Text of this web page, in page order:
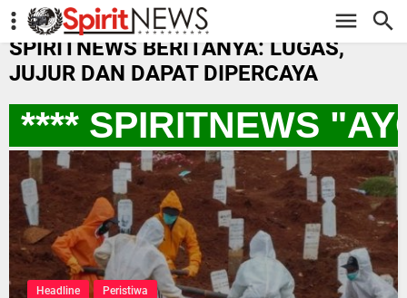
-->
SPIRITNEWS BERITANYA: LUGAS,
JUJUR DAN DAPAT DIPERCAYA
SPIRITNEWS "AYO
Headline Peristiwa